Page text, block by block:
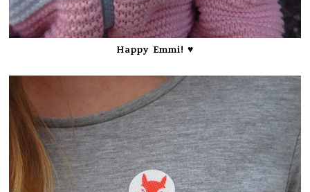
Happy Emmi! ♥